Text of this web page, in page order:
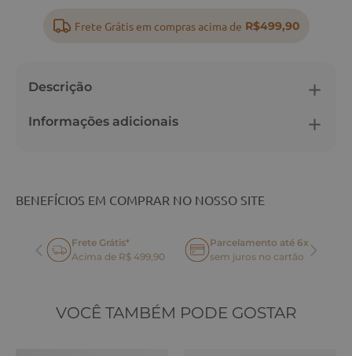
Frete Grátis em compras acima de R$499,90
Descrição
Informações adicionais
BENEFÍCIOS EM COMPRAR NO NOSSO SITE
Frete Grátis*
Acima de R$ 499,90
Parcelamento até 6x
sem juros no cartão
VOCÊ TAMBÉM PODE GOSTAR